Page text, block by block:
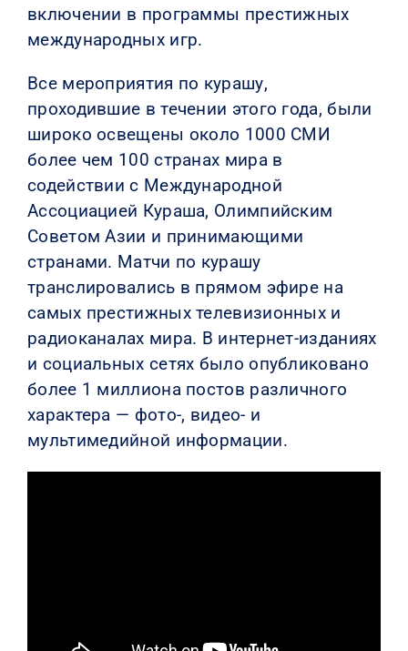
включении в программы престижных
международных игр.
Все мероприятия по курашу,
проходившие в течении этого года, были
широко освещены около 1000 СМИ
более чем 100 странах мира в
содействии с Международной
Ассоциацией Кураша, Олимпийским
Советом Азии и принимающими
странами. Матчи по курашу
транслировались в прямом эфире на
самых престижных телевизионных и
радиоканалах мира. В интернет-изданиях
и социальных сетях было опубликовано
более 1 миллиона постов различного
характера — фото-, видео- и
мультимедийной информации.